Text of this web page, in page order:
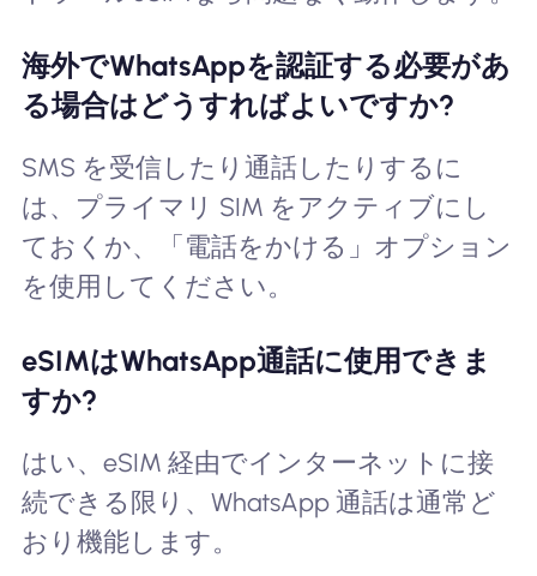
海外でWhatsAppを認証する必要があ
る場合はどうすればよいですか?
SMS を受信したり通話したりするに
は、プライマリ SIM をアクティブにし
ておくか、「電話をかける」オプション
を使用してください。
eSIMはWhatsApp通話に使用できま
すか?
はい、eSIM 経由でインターネットに接
続できる限り、WhatsApp 通話は通常ど
おり機能します。